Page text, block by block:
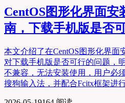
CentOS图形化界面安
南，下载手机版是否
本文介绍了在CentOS图形化界面
对下载手机版是否可行的问题，
不兼容，无法安装使用，用户必
搜狗输入法，并配合Fcitx框架进